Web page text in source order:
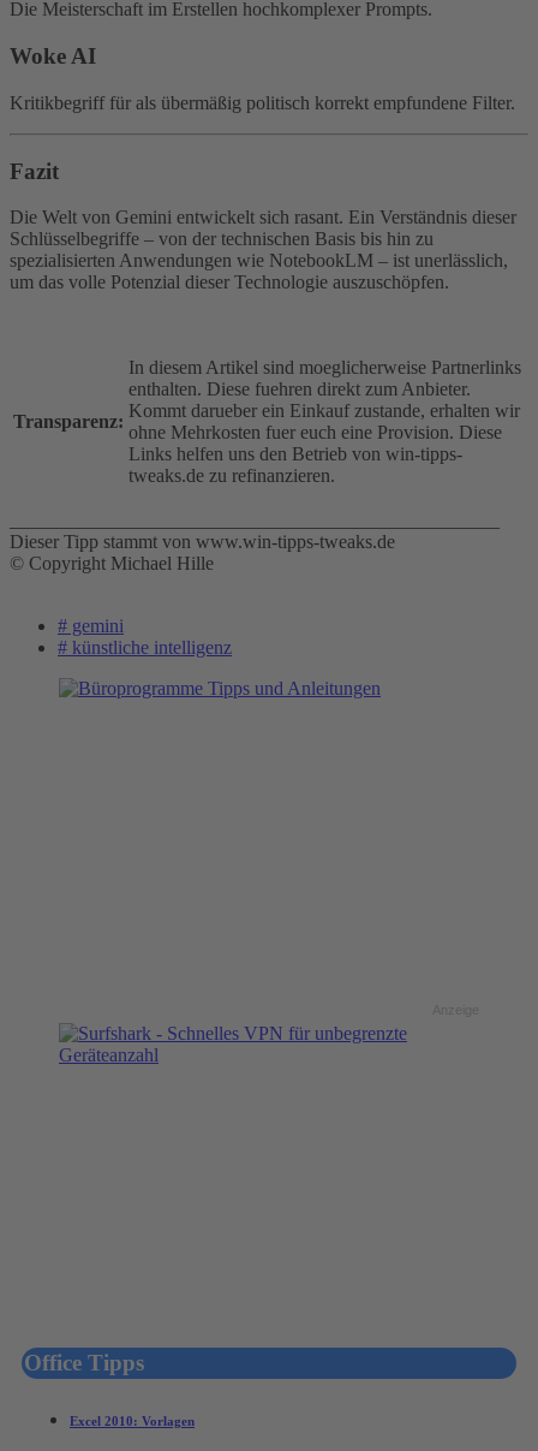
Die Meisterschaft im Erstellen hochkomplexer Prompts.
Woke AI
Kritikbegriff für als übermäßig politisch korrekt empfundene Filter.
Fazit
Die Welt von Gemini entwickelt sich rasant. Ein Verständnis dieser
Schlüsselbegriffe – von der technischen Basis bis hin zu
spezialisierten Anwendungen wie NotebookLM – ist unerlässlich,
um das volle Potenzial dieser Technologie auszuschöpfen.
Transparenz:
In diesem Artikel sind moeglicherweise Partnerlinks
enthalten. Diese fuehren direkt zum Anbieter.
Kommt darueber ein Einkauf zustande, erhalten wir
ohne Mehrkosten fuer euch eine Provision. Diese
Links helfen uns den Betrieb von win-tipps-
tweaks.de zu refinanzieren.
Dieser Tipp stammt von www.win-tipps-tweaks.de
© Copyright Michael Hille
# gemini
# künstliche intelligenz
Office Tipps
Excel 2010: Vorlagen